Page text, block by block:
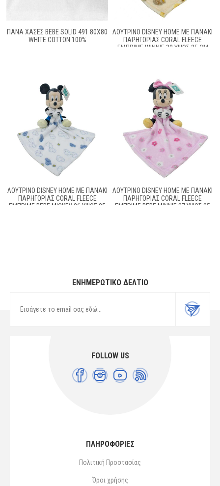
ΠΑΝΑ ΧΑΣΕΣ BEBE SOLID 491 80X80
WHITE COTTON 100%
ΛΟΎΤΡΙΝΟ DISNEY HOME ΜΕ ΠΑΝΆΚΙ
ΠΑΡΗΓΟΡΊΑΣ CORAL FLEECE
ΕΜΠΡΙΜΈ WINNIE 38 ΎΨΟΣ 25 CM
ΛΟΎΤΡΙΝΟ DISNEY HOME ΜΕ ΠΑΝΆΚΙ
ΠΑΡΗΓΟΡΊΑΣ CORAL FLEECE
ΕΜΠΡΙΜΈ BEBE MICKEY 36 ΎΨΟΣ 25
ΛΟΎΤΡΙΝΟ DISNEY HOME ΜΕ ΠΑΝΆΚΙ
ΠΑΡΗΓΟΡΊΑΣ CORAL FLEECE
ΕΜΠΡΙΜΈ BEBE MINNIE 37 ΎΨΟΣ 25
ΕΝΗΜΕΡΩΤΙΚΌ ΔΕΛΤΊΟ
FOLLOW US
ΠΛΗΡΟΦΟΡΙΕΣ
Πολιτική Προστασίας
Όροι χρήσης